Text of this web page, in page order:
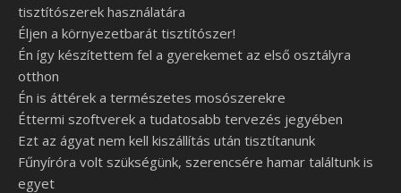
tisztítószerek használatára
Éljen a környezetbarát tisztítószer!
Én így készítettem fel a gyerekemet az első osztályra
otthon
Én is áttérek a természetes mosószerekre
Éttermi szoftverek a tudatosabb tervezés jegyében
Ezt az ágyat nem kell kiszállítás után tisztítanunk
Fűnyíróra volt szükségünk, szerencsére hamar találtunk is
egyet